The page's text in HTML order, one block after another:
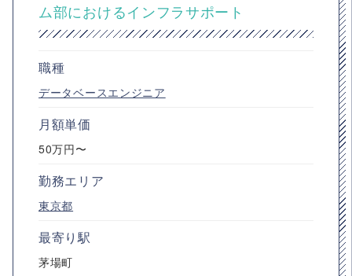
ム部におけるインフラサポート
職種
データベースエンジニア
月額単価
50万円〜
勤務エリア
東京都
最寄り駅
茅場町